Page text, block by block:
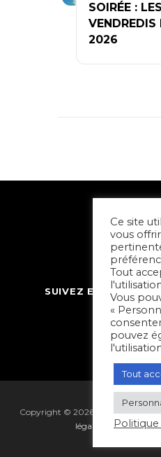
SOIRÉE : LES
VENDREDIS
2026
SUIVEZ ET
Copyright © 2026 Sortir à Niort |
légales
Gestion des
Ce site
vous
Tout
Vous
«
pouvez
Tout